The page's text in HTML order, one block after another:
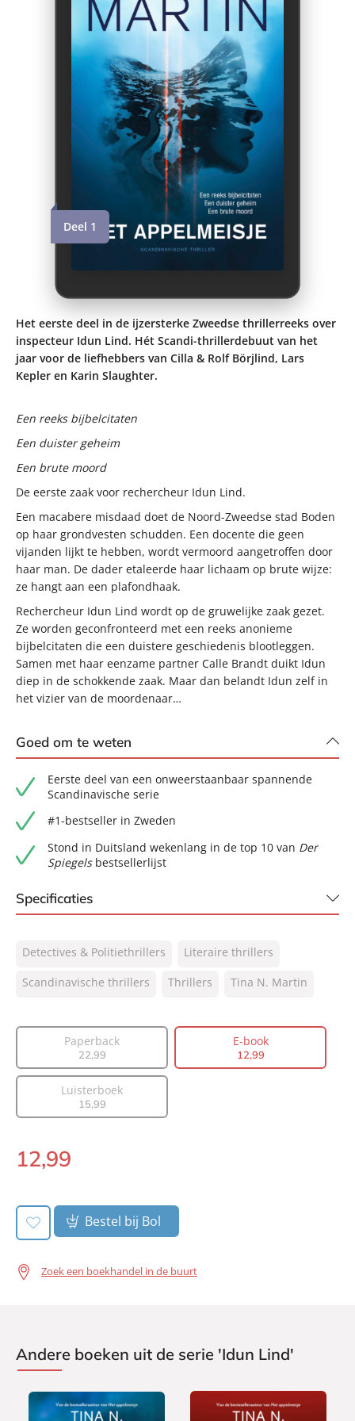
Deel 1
Het eerste deel in de ijzersterke Zweedse thrillerreeks over
inspecteur Idun Lind. Hét Scandi-thrillerdebuut van het
jaar voor de liefhebbers van Cilla & Rolf Börjlind, Lars
Kepler en Karin Slaughter.
Een reeks bijbelcitaten
Een duister geheim
Een brute moord
De eerste zaak voor rechercheur Idun Lind.
Een macabere misdaad doet de Noord-Zweedse stad Boden
op haar grondvesten schudden. Een docente die geen
vijanden lijkt te hebben, wordt vermoord aangetroffen door
haar man. De dader etaleerde haar lichaam op brute wijze:
ze hangt aan een plafondhaak.
Rechercheur Idun Lind wordt op de gruwelijke zaak gezet.
Ze worden geconfronteerd met een reeks anonieme
bijbelcitaten die een duistere geschiedenis blootleggen.
Samen met haar eenzame partner Calle Brandt duikt Idun
diep in de schokkende zaak. Maar dan belandt Idun zelf in
het vizier van de moordenaar…
Goed om te weten
Eerste deel van een onweerstaanbaar spannende
Scandinavische serie
#1-bestseller in Zweden
Stond in Duitsland wekenlang in de top 10 van Der
Spiegelsbestsellerlijst
Specificaties
NUR:
305
Type:
E-book
Vertaler:
Nannie de Graaff
Aantal pagina's:
432
Uitgever:
Verschijningsdatum:
07-01-2025
Detectives & Politiethrillers
Literaire thrillers
Scandinavische thrillers
Thrillers Tina N. Martin
Paperback
22,99
E-book
12,99
Luisterboek
15,99
E-
12,99
Bestel bij Bol
Zoek een boekhandel in de buurt
Andere boeken uit de serie 'Idun Lind'